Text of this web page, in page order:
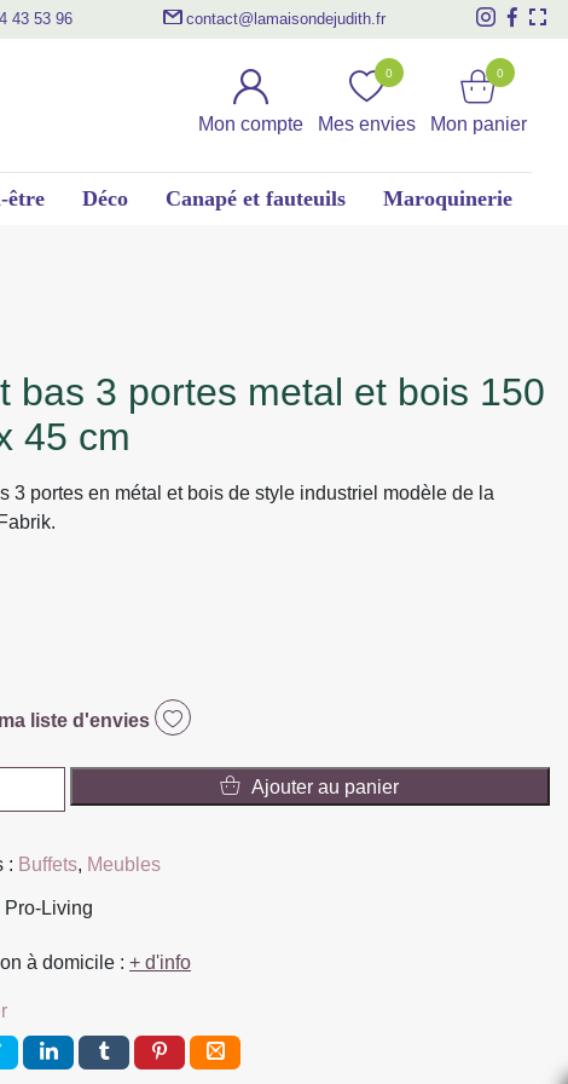
43 53 96 contact@lamaisondejudith.fr
Mon compte Mes envies
0
Mon panier
0
être Déco Canapé et fauteuils Maroquinerie
45 cm
3 portes en métal et bois de style industriel modèle de la
liste d'envies
Ajouter au panier
: Buffets, Meubles
Pro-Living
à domicile : + d'info